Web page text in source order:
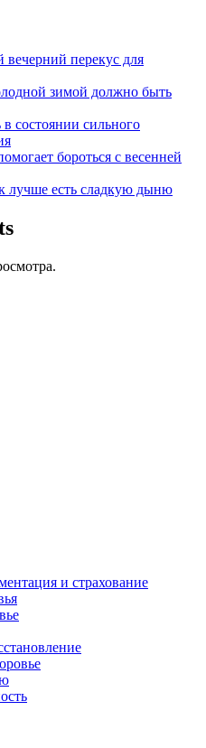
вечерний перекус для
зимой должно быть
состоянии сильного
бороться с весенней
лучше есть сладкую дыню
и страхование